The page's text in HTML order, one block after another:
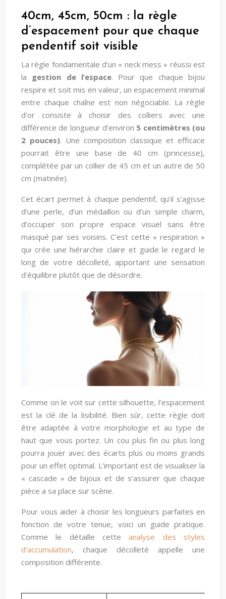
40cm, 45cm, 50cm : la règle
d’espacement pour que chaque
pendentif soit visible
La règle fondamentale d’un « neck mess » réussi est
la gestion de l’espace. Pour que chaque bijou
respire et soit mis en valeur, un espacement minimal
entre chaque chaîne est non négociable. La règle
d’or consiste à choisir des colliers avec une
différence de longueur d’environ 5 centimètres (ou
2 pouces). Une composition classique et efficace
pourrait être une base de 40 cm (princesse),
complétée par un collier de 45 cm et un autre de 50
cm (matinée).
Cet écart permet à chaque pendentif, qu’il s’agisse
d’une perle, d’un médaillon ou d’un simple charm,
d’occuper son propre espace visuel sans être
masqué par ses voisins. C’est cette « respiration »
qui crée une hiérarchie claire et guide le regard le
long de votre décolleté, apportant une sensation
d’équilibre plutôt que de désordre.
Comme on le voit sur cette silhouette, l’espacement
est la clé de la lisibilité. Bien sûr, cette règle doit
être adaptée à votre morphologie et au type de
haut que vous portez. Un cou plus fin ou plus long
pourra jouer avec des écarts plus ou moins grands
pour un effet optimal. L’important est de visualiser la
« cascade » de bijoux et de s’assurer que chaque
pièce a sa place sur scène.
Pour vous aider à choisir les longueurs parfaites en
fonction de votre tenue, voici un guide pratique.
Comme le détaille cetteanalyse des styles
d’accumulation, chaque décolleté appelle une
composition différente.